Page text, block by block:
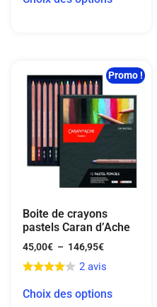
Promo !
Boite de crayons
pastels Caran d’Ache
45,00€ – 146,95€
2 avis
Choix des options